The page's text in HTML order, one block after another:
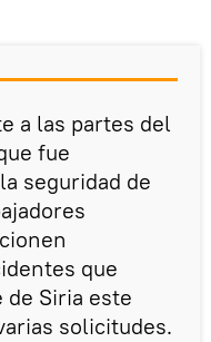
a las partes del
fue
seguridad de
que
Siria este
solicitudes.